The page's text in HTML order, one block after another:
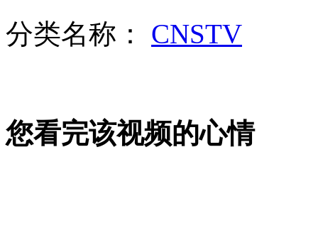
分类名称： CNSTV
您看完该视频的心情